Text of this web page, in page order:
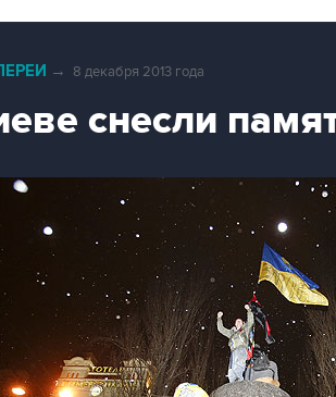
→ 8 декабря 2013 года
снесли